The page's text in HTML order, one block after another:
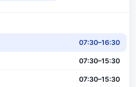
07:30–16:30
07:30–15:30
07:30–15:30